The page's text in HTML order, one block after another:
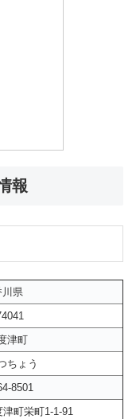
報
川県
津町
ちょう
8501
町栄町1-1-91